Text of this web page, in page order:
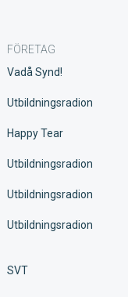
FÖRETAG
Vadå Synd!
Utbildningsradion
Happy Tear
Utbildningsradion
Utbildningsradion
Utbildningsradion
SVT